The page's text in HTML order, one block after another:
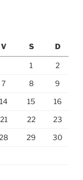
V S D
1 2
7 8 9
14 15 16
21 22 23
29 30